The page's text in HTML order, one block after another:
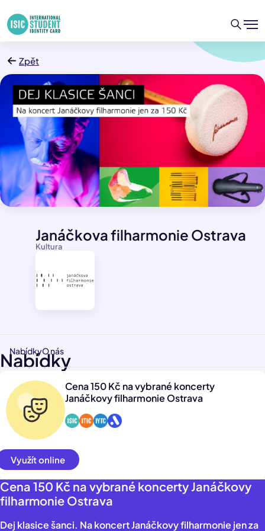
Zpět
Kultura
Janáčkova filharmonie Ostrava
NabídkyO nás
Nabídky
Cena 150 Kč na vybrané koncerty
Janáčkovy filharmonie Ostrava
Využít online
Cena 150 Kč na vybrané koncerty Janáčkovy
filharmonie Ostrava
Dej klasice šanci. Na koncert Janáčkovy filharmonie jen za